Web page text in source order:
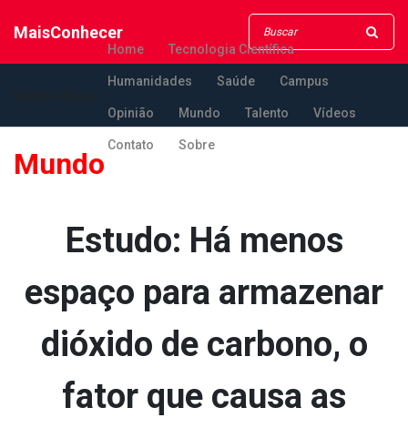
MaisConhecer
Home Tecnologia Científica
Humanidades Saúde Campus
Opinião Mundo Talento Vídeos
Contato Sobre
Mundo
Estudo: Há menos
espaço para armazenar
dióxido de carbono, o
fator que causa as